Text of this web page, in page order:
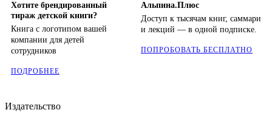
Хотите брендированный
тираж детской книги?
Книга с логотипом вашей
компании для детей
сотрудников
ПОДРОБНЕЕ
Альпина.Плюс
Доступ к тысячам книг, саммари
и лекций — в одной подписке.
ПОПРОБОВАТЬ БЕСПЛАТНО
Издательство